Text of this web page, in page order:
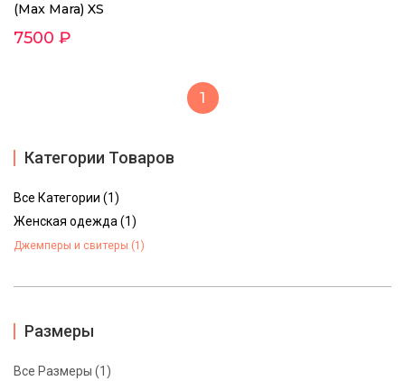
(Max Mara) XS
7500 ₽
1
Категории Товаров
Все Категории (1)
Женская одежда (1)
Джемперы и свитеры (1)
Размеры
Все Размеры (1)